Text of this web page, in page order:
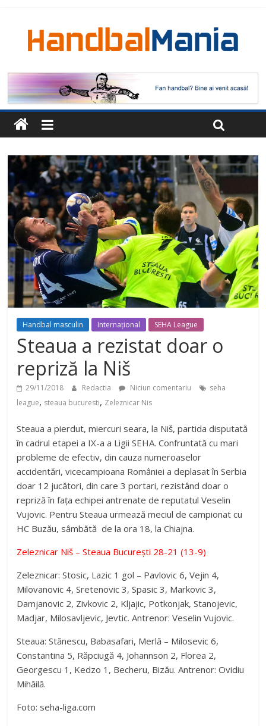
Handbal masculin Internațional SEHA League
Steaua a rezistat doar o
repriză la Niš
29/11/2018 Redactia Niciun comentariu
seha
league, steaua bucuresti, Zeleznicar Nis
Steaua a pierdut, miercuri seara, la Niš, partida disputată
în cadrul etapei a IX-a a Ligii SEHA. Confruntată cu mari
probleme de efectiv, din cauza numeroaselor
accidentări, vicecampioana României a deplasat în Serbia
doar 12 jucători, din care 3 portari, rezistând doar o
repriză în fața echipei antrenate de reputatul Veselin
Vujovic. Pentru Steaua urmează meciul de campionat cu
HC Buzău, sâmbătă de la ora 18, la Chiajna.
Zeleznicar Niš – Steaua București 28-21 (13-9)
Zeleznicar: Stosic, Lazic 1 gol – Pavlovic 6, Vejin 4,
Milovanovic 4, Sretenovic 3, Spasic 3, Markovic 3,
Damjanovic 2, Zivkovic 2, Kljajic, Potkonjak, Stanojevic,
Madjar, Milosavljevic, Jevtic. Antrenor: Veselin Vujovic.
Steaua: Stănescu, Babasafari, Merlă – Milosevic 6,
Constantina 5, Răpciugă 4, Johannson 2, Florea 2,
Georgescu 1, Kedzo 1, Becheru, Bizău. Antrenor: Ovidiu
Mihăilă.
Foto: seha-liga.com